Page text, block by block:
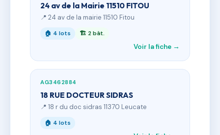
24 av de la Mairie 11510 FITOU
📍 24 av de la mairie 11510 Fitou
🏠 4 lots 🏗 2 bât.
Voir la fiche →
AG3462884
18 RUE DOCTEUR SIDRAS
📍 18 r du doc sidras 11370 Leucate
🏠 4 lots